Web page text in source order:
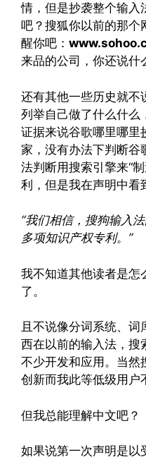
情，但是抄袭整个输入
吧？搜狐你以前的那个
醒你吧：
来品的公司，你还说什
还有其他一些历史就不
列举自己做了什么什么
证据来说谷歌哪里哪里
家，没有办法下判断谷
法判断用搜索引擎来“
利，但是我在声明中看
“我们相信，搜狗输入
多项知识产权专利。”
我不知道其他读者是怎
了。
且不说像分词系统、
西在以前的输入法，搜
不少开发和应用。当然
创新而我此等低级用户
但我总能理解中文吧？
如果说第一次声明是以